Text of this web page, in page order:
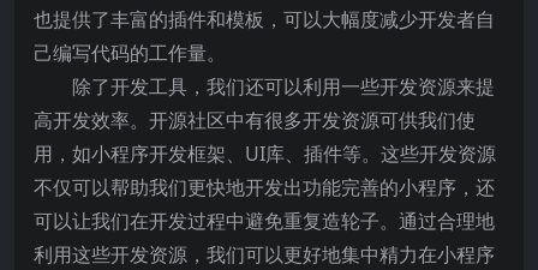
也提供了丰富的插件和模板，可以大幅度减少开发者自
己编写代码的工作量。
除了开发工具，我们还可以利用一些开发资源来提
高开发效率。开源社区中有很多开发资源可供我们使
用，如小程序开发框架、UI库、插件等。这些开发资源
不仅可以帮助我们更快地开发出功能完善的小程序，还
可以让我们在开发过程中避免重复造轮子。通过合理地
利用这些开发资源，我们可以更好地集中精力在小程序